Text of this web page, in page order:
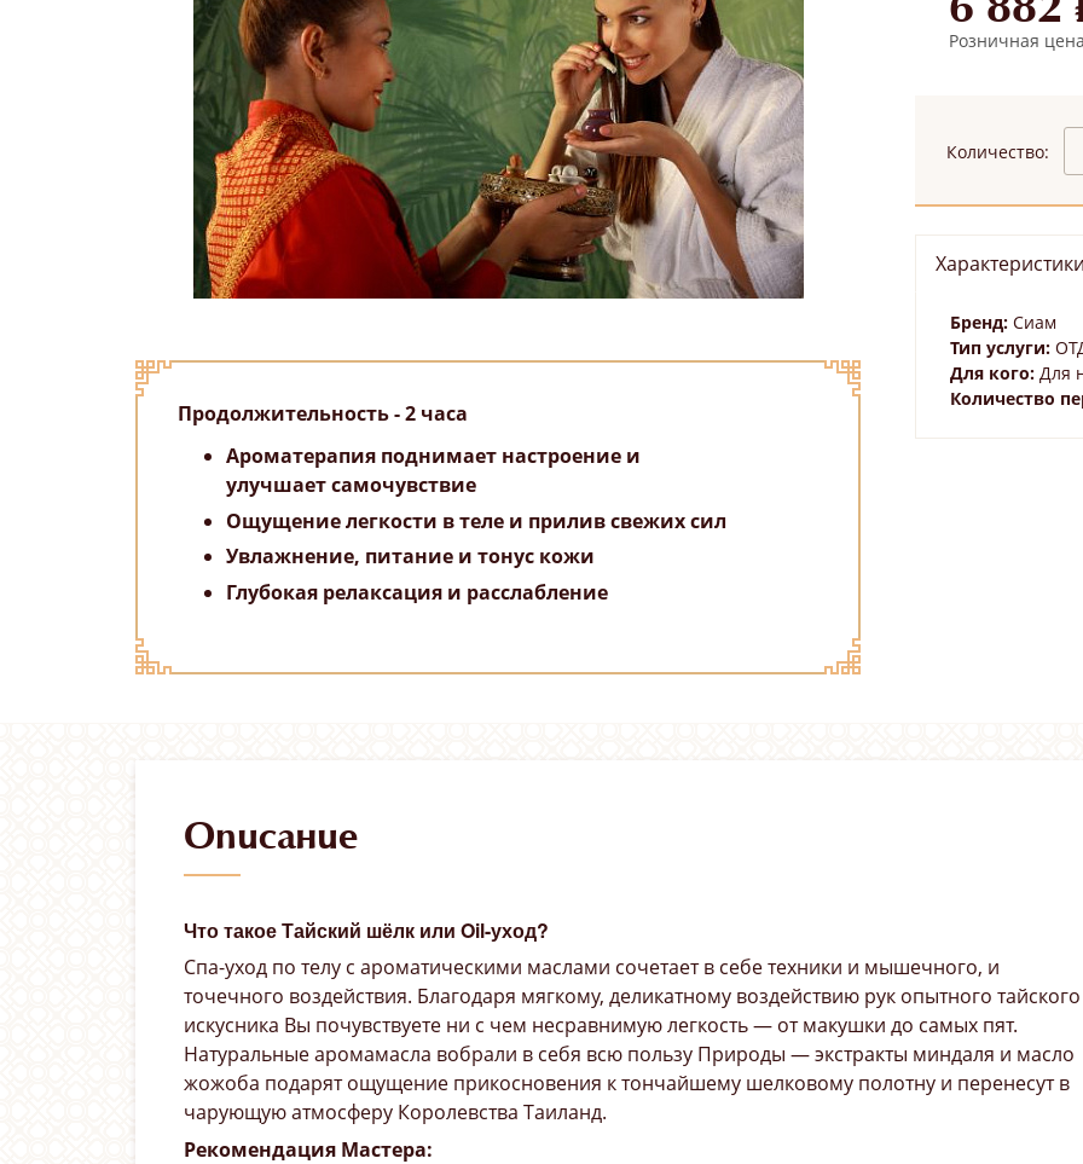
Продолжительность - 2 часа
Ароматерапия поднимает настроение и
улучшает самочувствие
Ощущение легкости в теле и прилив свежих сил
Увлажнение, питание и тонус кожи
Глубокая релаксация и расслабление
Розничная
Количество:
Бренд: Сиам
Тип услуги:
Для кого: Для
Количество
Описание
Что такое Тайский шёлк или Oil-уход?
Спа-уход по телу с ароматическими маслами сочетает в себе техники и мышечного, и
точечного воздействия. Благодаря мягкому, деликатному воздействию рук опытного тайского
искусника Вы почувствуете ни с чем несравнимую легкость — от макушки до самых пят.
Натуральные аромамасла вобрали в себя всю пользу Природы — экстракты миндаля и масло
жожоба подарят ощущение прикосновения к тончайшему шелковому полотну и перенесут в
чарующую атмосферу Королевства Таиланд.
Рекомендация Мастера: